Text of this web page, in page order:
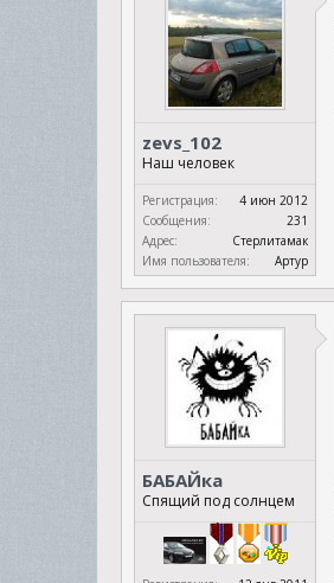
zevs_102
Наш человек
Регистрация:
4 июн 2012
Сообщения:
231
Адрес:
Стерлитамак
Имя пользователя:
Артур
БАБАЙка
Спящий под солнцем